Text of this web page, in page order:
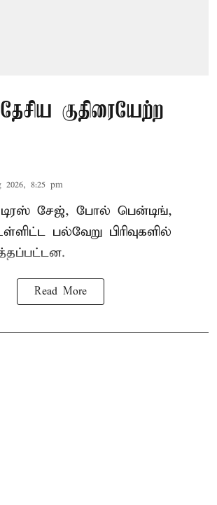
குதிரையேற்ற
2026, 8:25 pm
சேஜ், போல் பென்டிங்,
பல்வேறு பிரிவுகளில்
Read More